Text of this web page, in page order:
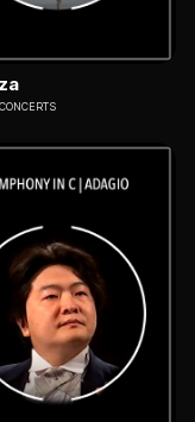
CONCERTS